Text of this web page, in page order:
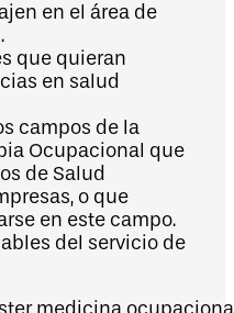
en el área de
que quieran
en salud
campos de la
Ocupacional que
de Salud
o que
en este campo.
del servicio de